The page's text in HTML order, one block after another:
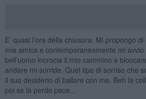
E’ quasi l’ora della chiusura. Mi propongo
mia amica e contemporaneamente mi
bell’uomo incrocia il mio cammino e
andare mi sorride. Quel tipo di sorriso che
il suo desiderio di ballare con me. Beh la
poi se la perdo pace...